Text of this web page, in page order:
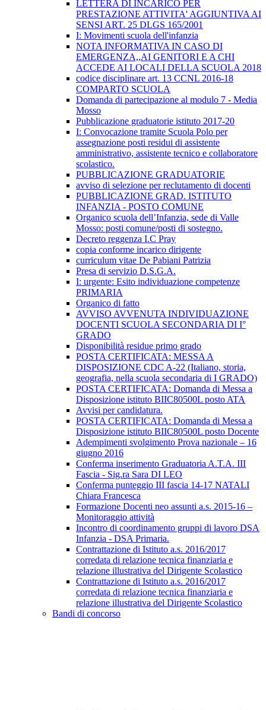
LETTERA DI INCARICO PER
PRESTAZIONE ATTIVITA' AGGIUNTIVA AI
SENSI ART. 25 DLGS 165/2001
I: Movimenti scuola dell'infanzia
NOTA INFORMATIVA IN CASO DI
EMERGENZA,,AI GENITORI E A CHI
ACCEDE AI LOCALI DELLA SCUOLA 2018
codice disciplinare art. 13 CCNL 2016-18
COMPARTO SCUOLA
Domanda di partecipazione al modulo 7 - Media
Mosso
Pubblicazione graduatorie istituto 2017-20
I: Convocazione tramite Scuola Polo per
assegnazione posti residui di assistente
amministrativo, assistente tecnico e collaboratore
scolastico.
PUBBLICAZIONE GRADUATORIE
avviso di selezione per reclutamento di docenti
PUBBLICAZIONE GRAD. ISTITUTO
INFANZIA - POSTO COMUNE
Organico scuola dell’Infanzia, sede di Valle
Mosso: posti comune/posti di sostegno.
Decreto reggenza I.C Pray
copia conforme incarico dirigente
curriculum vitae De Pabiani Patrizia
Presa di servizio D.S.G.A.
I: urgente: Esito individuazione competenze
PRIMARIA
Organico di fatto
AVVISO AVVENUTA INDIVIDUAZIONE
DOCENTI SCUOLA SECONDARIA DI I°
GRADO
Disponibilità residue primo grado
POSTA CERTIFICATA: MESSA A
DISPOSIZIONE CDC A-22 (Italiano, storia,
geografia, nella scuola secondaria di I GRADO)
POSTA CERTIFICATA: Domanda di Messa a
Disposizione istituto BIIC80500L posto ATA
Avvisi per candidatura.
POSTA CERTIFICATA: Domanda di Messa a
Disposizione istituto BIIC80500L posto Docente
Adempimenti svolgimento Prova nazionale – 16
giugno 2016
Conferma inserimento Graduatoria A.T.A. III
Fascia - Sig.ra Sara DI LEO
Conferma punteggio III fascia 14-17 NATALI
Chiara Francesca
Formazione Docenti neo assunti a.s. 2015-16 –
Monitoraggio attività
Incontro di coordinamento gruppi di lavoro DSA
Infanzia - DSA Primaria.
Contrattazione di Istituto a.s. 2016/2017
corredata di relazione tecnica finanziaria e
relazione illustrativa del Dirigente Scolastico
Contrattazione di Istituto a.s. 2016/2017
corredata di relazione tecnica finanziaria e
relazione illustrativa del Dirigente Scolastico
Bandi di concorso